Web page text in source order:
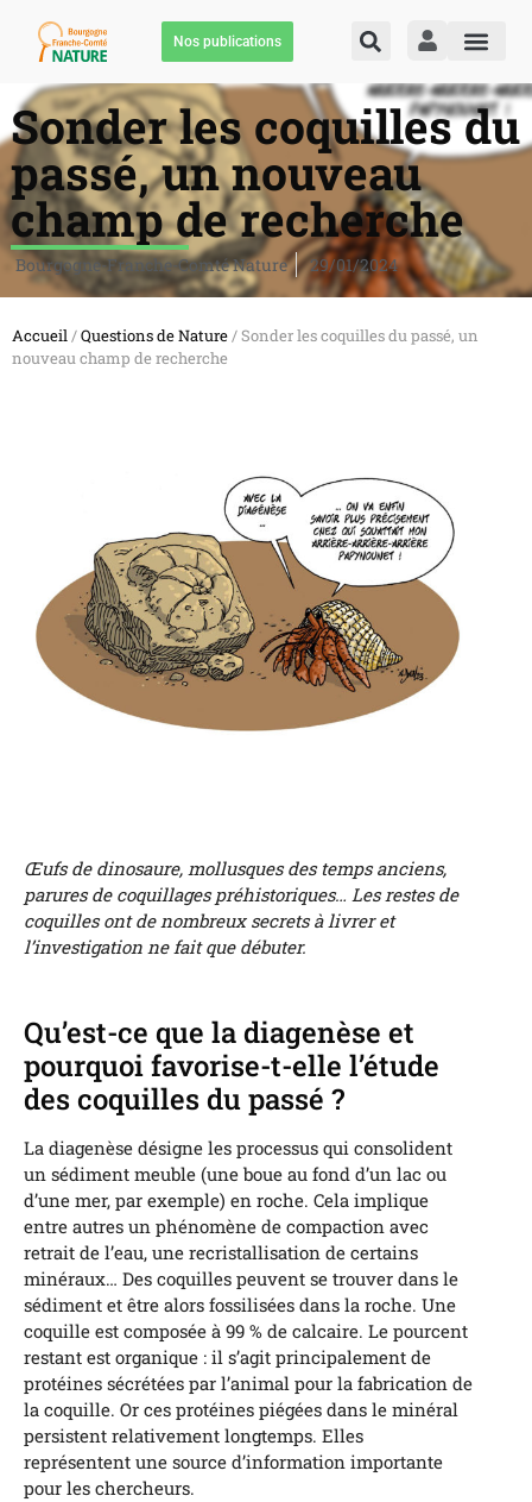
Nos publications
Sonder les coquilles du
passé, un nouveau
champ de recherche
Bourgogne-Franche-Comté Nature 29/01/2024
Accueil/Questions de Nature/ Sonder les coquilles du passé, un
nouveau champ de recherche
Œufs de dinosaure, mollusques des temps anciens,
parures de coquillages préhistoriques… Les restes de
coquilles ont de nombreux secrets à livrer et
l’investigation ne fait que débuter.
Qu’est-ce que la diagenèse et
pourquoi favorise-t-elle l’étude
des coquilles du passé ?
La diagenèse désigne les processus qui consolident
un sédiment meuble (une boue au fond d’un lac ou
d’une mer, par exemple) en roche. Cela implique
entre autres un phénomène de compaction avec
retrait de l’eau, une recristallisation de certains
minéraux… Des coquilles peuvent se trouver dans le
sédiment et être alors fossilisées dans la roche. Une
coquille est composée à 99 % de calcaire. Le pourcent
restant est organique : il s’agit principalement de
protéines sécrétées par l’animal pour la fabrication de
la coquille. Or ces protéines piégées dans le minéral
persistent relativement longtemps. Elles
représentent une source d’information importante
pour les chercheurs.